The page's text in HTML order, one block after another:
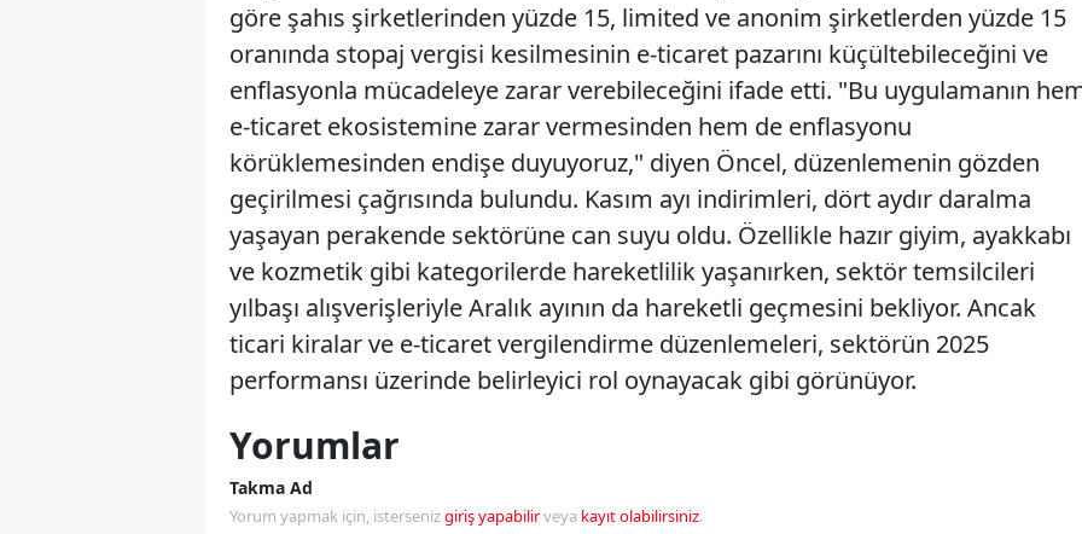
göre şahıs şirketlerinden yüzde 15, limited ve anonim şirketlerden yüzde 15
oranında stopaj vergisi kesilmesinin e-ticaret pazarını küçültebileceğini ve
enflasyonla mücadeleye zarar verebileceğini ifade etti. "Bu uygulamanın
e-ticaret ekosistemine zarar vermesinden hem de enflasyonu
körüklemesinden endişe duyuyoruz," diyen Öncel, düzenlemenin gözden
geçirilmesi çağrısında bulundu. Kasım ayı indirimleri, dört aydır daralma
yaşayan perakende sektörüne can suyu oldu. Özellikle hazır giyim, ayakkabı
ve kozmetik gibi kategorilerde hareketlilik yaşanırken, sektör temsilcileri
yılbaşı alışverişleriyle Aralık ayının da hareketli geçmesini bekliyor. Ancak
ticari kiralar ve e-ticaret vergilendirme düzenlemeleri, sektörün 2025
performansı üzerinde belirleyici rol oynayacak gibi görünüyor.
Yorumlar
Takma Ad
Yorum yapmak için, istersenizgiriş yapabilirveya kayıt olabilirsiniz.